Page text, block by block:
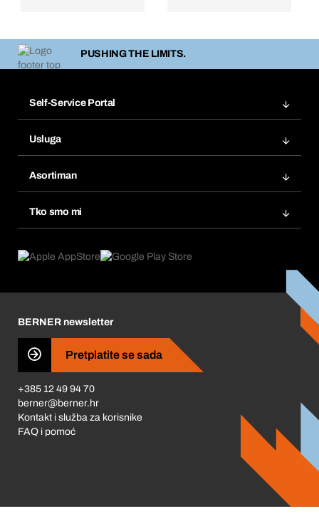
PUSHING THE LIMITS.
Self-Service Portal
Popisi želja
Ponovno naručivanje
Pretplate
Usluga
Tražitelji proizvoda
Asortiman
Tko smo mi
Što nas pokreće
Business Conduct
BERNER newsletter
Pretplatite se sada
+385 12 49 94 70
berner@berner.hr
Kontakt i služba za korisnike
FAQ i pomoć